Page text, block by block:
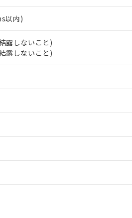
以内)
露しないこと)
露しないこと)